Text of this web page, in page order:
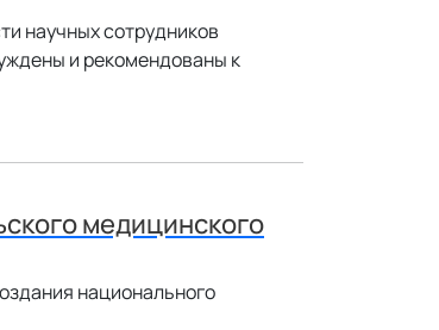
научных сотрудников
и рекомендованы к
медицинского
национального